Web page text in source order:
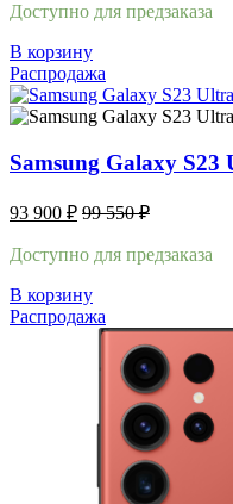
Доступно для предзаказа
В корзину
Распродажа
Samsung Galaxy
93 900 ₽ 99 550₽
Доступно для предзаказа
В корзину
Распродажа